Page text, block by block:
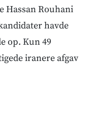
Hassan Rouhani
havde
op. Kun 49
iranere afgav